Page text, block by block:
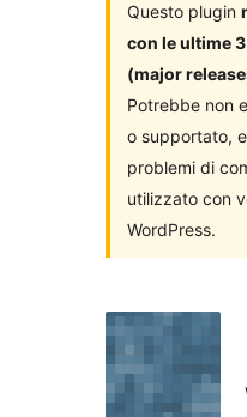
Questo plugin
con le ultime
(major
Potrebbe non
o supportato,
problemi di
utilizzato con
WordPress.